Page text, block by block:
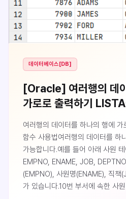
데이터베이스[DB]
[Oracle] 여러행의 데
가로로 출력하기
여러행의 데이터를 하나의 행에
함수 사용법여러행의 데이터를 하
가능합니다.예를 들어 아래 사원
EMPNO, ENAME, JOB,
(EMPNO), 사원명(ENAME), 직책
가 있습니다.10번 부서에 속한 사